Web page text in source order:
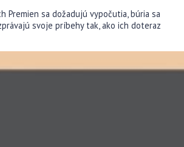
Premien sa dožadujú vypočutia, búria sa
svoje príbehy tak, ako ich doteraz